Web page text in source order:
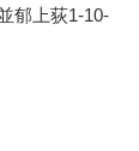
郁上荻1-10-